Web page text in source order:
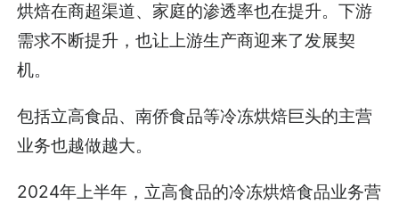
烘焙在商超渠道、家庭的渗透率也在提升。下游
需求不断提升，也让上游生产商迎来了发展契
机。
包括立高食品、南侨食品等冷冻烘焙巨头的主营
业务也越做越大。
2024年上半年，立高食品的冷冻烘焙食品业务营